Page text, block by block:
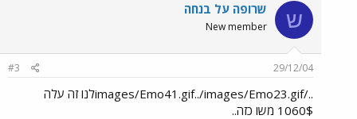
ש שרופה על בנחה
New member
29/12/04
#3
../images/Emo41.gif../images/Emo23.gifלנו זה עלה
1060$ משו כזה..